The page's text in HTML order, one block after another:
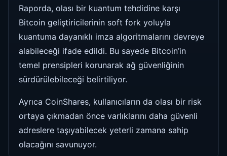
Raporda, olası bir kuantum tehdidine karşı
Bitcoin geliştiricilerinin soft fork yoluyla
kuantuma dayanıklı imza algoritmalarını devreye
alabileceği ifade edildi. Bu sayede Bitcoin’in
temel prensipleri korunarak ağ güvenliğinin
sürdürülebileceği belirtiliyor.
Ayrıca CoinShares, kullanıcıların da olası bir risk
ortaya çıkmadan önce varlıklarını daha güvenli
adreslere taşıyabilecek yeterli zamana sahip
olacağını savunuyor.